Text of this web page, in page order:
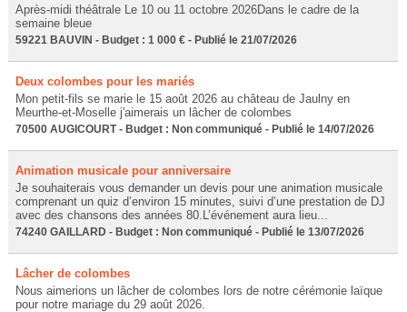
Après-midi théâtrale Le 10 ou 11 octobre 2026Dans le cadre de la
semaine bleue
59221 BAUVIN - Budget : 1 000 € - Publié le 21/07/2026
Deux colombes pour les mariés
Mon petit-fils se marie le 15 août 2026 au château de Jaulny en
Meurthe-et-Moselle j'aimerais un lâcher de colombes
70500 AUGICOURT - Budget : Non communiqué - Publié le 14/07/2026
Animation musicale pour anniversaire
Je souhaiterais vous demander un devis pour une animation musicale
comprenant un quiz d’environ 15 minutes, suivi d’une prestation de DJ
avec des chansons des années 80.L’événement aura lieu...
74240 GAILLARD - Budget : Non communiqué - Publié le 13/07/2026
Lâcher de colombes
Nous aimerions un lâcher de colombes lors de notre cérémonie laïque
pour notre mariage du 29 août 2026.